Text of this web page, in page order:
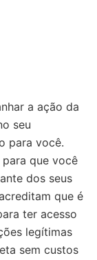
a ação da
seu
para você.
que você
dos seus
que é
ter acesso
legítimas
sem custos